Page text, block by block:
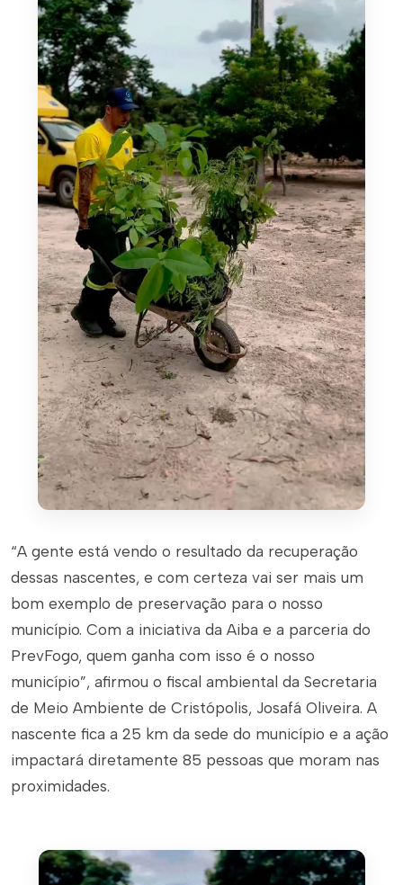
“A gente está vendo o resultado da recuperação
dessas nascentes, e com certeza vai ser mais um
bom exemplo de preservação para o nosso
município. Com a iniciativa da Aiba e a parceria do
PrevFogo, quem ganha com isso é o nosso
município”, afirmou o fiscal ambiental da Secretaria
de Meio Ambiente de Cristópolis, Josafá Oliveira. A
nascente fica a 25 km da sede do município e a ação
impactará diretamente 85 pessoas que moram nas
proximidades.